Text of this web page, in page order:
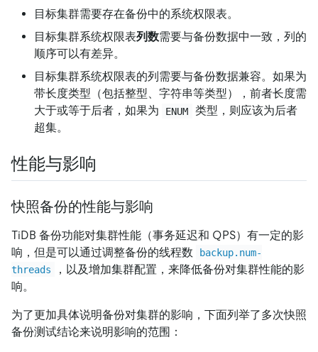
目标集群需要存在备份中的系统权限表。
目标集群系统权限表列数需要与备份数据中一致，列的
顺序可以有差异。
目标集群系统权限表的列需要与备份数据兼容。如果为
带长度类型（包括整型、字符串等类型），前者长度需
大于或等于后者，如果为
ENUM
类型，则应该为后者
超集。
性能与影响
快照备份的性能与影响
TiDB 备份功能对集群性能（事务延迟和 QPS）有一定的影
响，但是可以通过调整备份的线程数
backup.num-
threads
，以及增加集群配置，来降低备份对集群性能的影
响。
为了更加具体说明备份对集群的影响，下面列举了多次快照
备份测试结论来说明影响的范围：